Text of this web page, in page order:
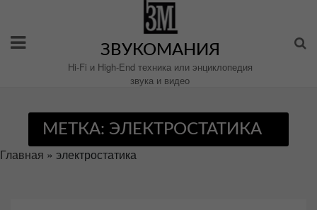
содержимому
ЗВУКОМАНИЯ
Hi-Fi и High-End техника или энциклопедия
звука и видео
МЕТКА: ЭЛЕКТРОСТАТИКА
Главная » электростатика